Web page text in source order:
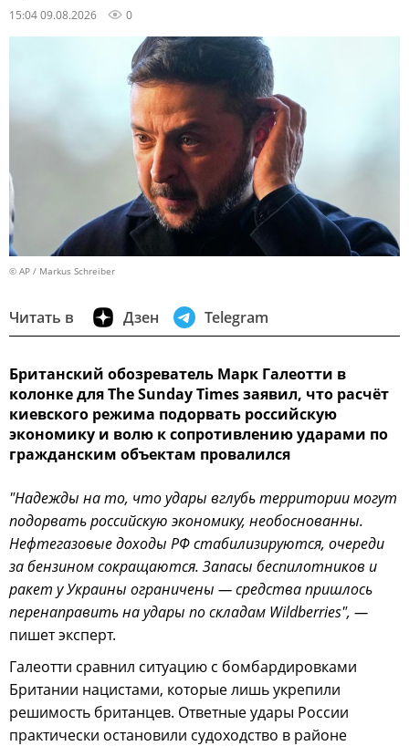
15:04 09.08.2026 0
© AP / Markus Schreiber
Читать в Дзен Telegram
Британский обозреватель Марк Галеотти в
колонке для The Sunday Times заявил, что расчёт
киевского режима подорвать российскую
экономику и волю к сопротивлению ударами по
гражданским объектам провалился
"Надежды на то, что удары вглубь территории могут
подорвать российскую экономику, необоснованны.
Нефтегазовые доходы РФ стабилизируются, очереди
за бензином сокращаются. Запасы беспилотников и
ракет у Украины ограничены — средства пришлось
перенаправить на удары по складам Wildberries", —
пишет эксперт.
Галеотти сравнил ситуацию с бомбардировками
Британии нацистами, которые лишь укрепили
решимость британцев. Ответные удары России
практически остановили судоходство в районе